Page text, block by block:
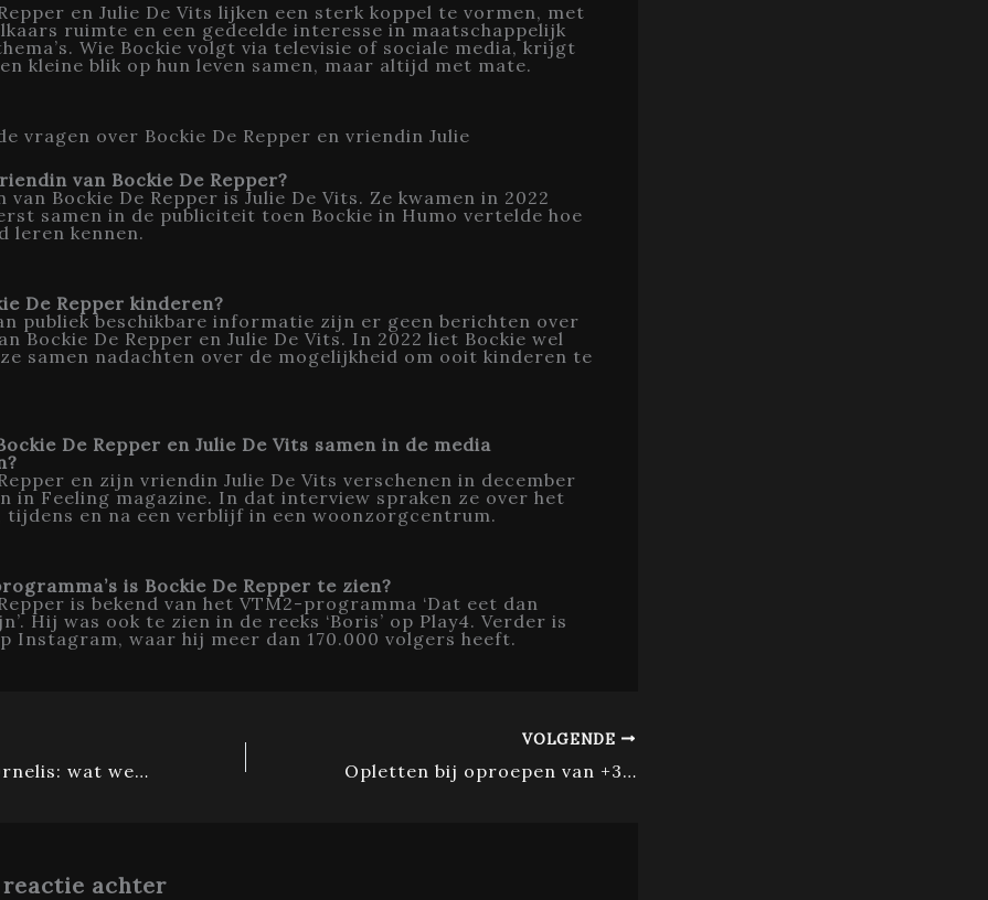
en Julie De Vits lijken een sterk koppel te vormen, met
ruimte en een gedeelde interesse in maatschappelijk
Wie Bockie volgt via televisie of sociale media, krijgt
kleine blik op hun leven samen, maar altijd met mate.
vragen over Bockie De Repper en vriendin Julie
van Bockie De Repper?
van Bockie De Repper is Julie De Vits. Ze kwamen in 2022
samen in de publiciteit toen Bockie in Humo vertelde hoe
leren kennen.
De Repper kinderen?
publiek beschikbare informatie zijn er geen berichten over
Bockie De Repper en Julie De Vits. In 2022 liet Bockie wel
samen nadachten over de mogelijkheid om ooit kinderen te
De Repper en Julie De Vits samen in de media
en zijn vriendin Julie De Vits verschenen in december
in Feeling magazine. In dat interview spraken ze over het
tijdens en na een verblijf in een woonzorgcentrum.
is Bockie De Repper te zien?
is bekend van het VTM2-programma ‘Dat eet dan
Hij was ook te zien in de reeks ‘Boris’ op Play4. Verder is
Instagram, waar hij meer dan 170.000 volgers heeft.
Partner Sven Ornelis: wat weten we over zijn privéleven?
VOLGENDE
Opletten bij oproepen van +31 50 853 74 65: zo blijf je veilig
reactie achter